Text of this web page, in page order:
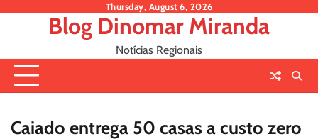
Thursday, August 6, 2026
Blog Dinomar Miranda
Notícias Regionais
Caiado entrega 50 casas a custo zero